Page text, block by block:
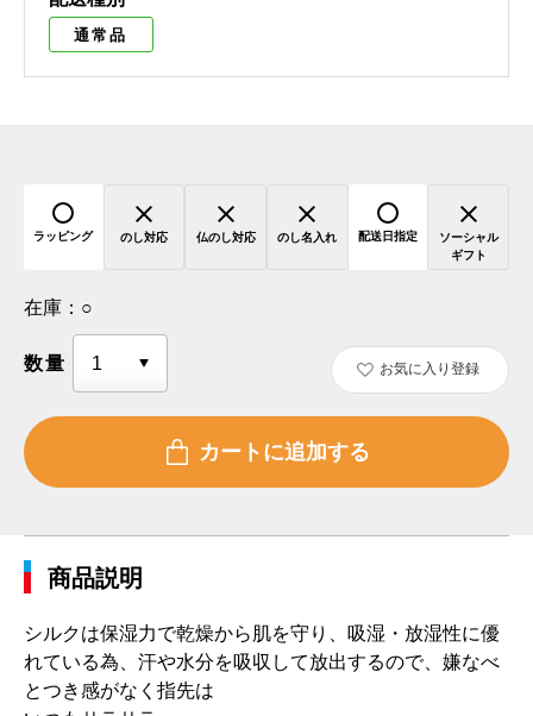
通常品
ラッピング のし対応 仏のし対応 のし名入れ 配送日指定
ソーシャル
ギフト
在庫： ○
数量 お気に入り登録
商品説明
シルクは保湿力で乾燥から肌を守り、吸湿・放湿性に優
れている為、汗や水分を吸収して放出するので、嫌なべ
とつき感がなく指先は